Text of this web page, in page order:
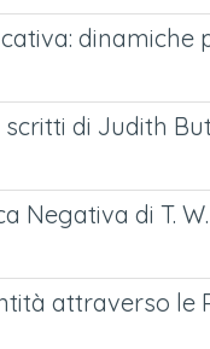
di Judith
Negativa di T.
attraverso le